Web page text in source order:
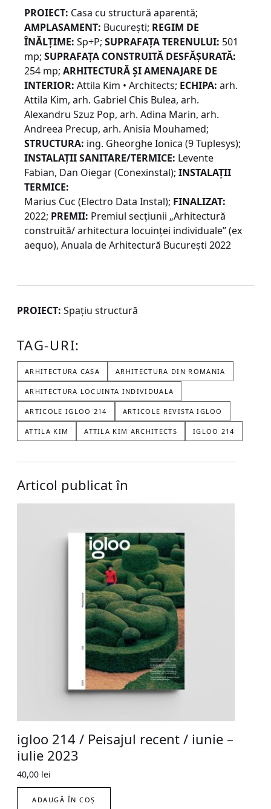
PROIECT: Casa cu structură aparentă;
AMPLASAMENT: București; REGIM DE
ÎNĂLȚIME: Sp+P; SUPRAFAȚA TERENULUI: 501
mp; SUPRAFAȚA CONSTRUITĂ DESFĂȘURATĂ:
254 mp; ARHITECTURĂ ȘI AMENAJARE DE
INTERIOR: Attila Kim • Architects; ECHIPA: arh.
Attila Kim, arh. Gabriel Chis Bulea, arh.
Alexandru Szuz Pop, arh. Adina Marin, arh.
Andreea Precup, arh. Anisia Mouhamed;
STRUCTURA: ing. Gheorghe Ionica (9 Tuplesys);
INSTALAȚII SANITARE/TERMICE: Levente
Fabian, Dan Oiegar (Conexinstal); INSTALAȚII
TERMICE:
Marius Cuc (Electro Data Instal); FINALIZAT:
2022; PREMII: Premiul secțiunii „Arhitectură
construită/ arhitectura locuinței individuale” (ex
aequo), Anuala de Arhitectură București 2022
PROIECT: Spațiu structură
TAG-URI:
ARHITECTURA CASA ARHITECTURA DIN ROMANIA
ARHITECTURA LOCUINTA INDIVIDUALA
ARTICOLE IGLOO 214 ARTICOLE REVISTA IGLOO
ATTILA KIM ATTILA KIM ARCHITECTS IGLOO 214
Articol publicat în
igloo 214 / Peisajul recent / iunie –
iulie 2023
40,00 lei
ADAUGĂ ÎN COȘ